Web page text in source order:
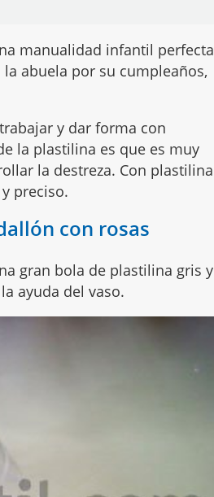
manualidad infantil perfecta
la abuela por su cumpleaños,
y dar forma con
la plastilina es que es muy
la destreza. Con plastilina
preciso.
con rosas
gran bola de plastilina gris y
ayuda del vaso.